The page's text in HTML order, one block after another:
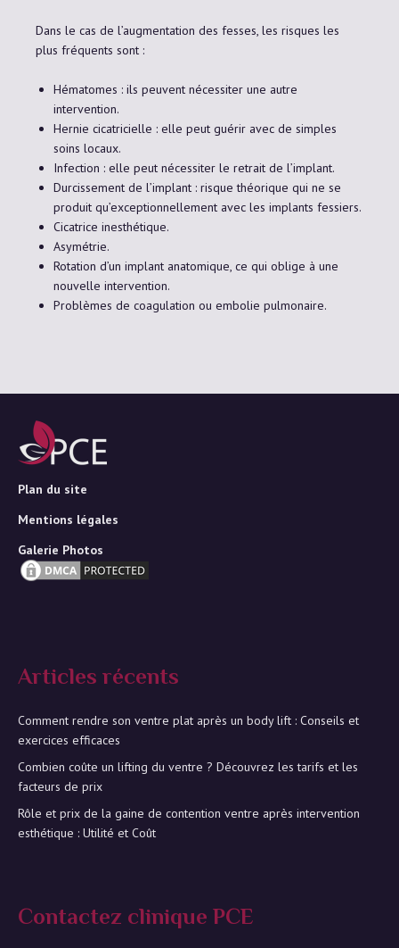
Dans le cas de l’augmentation des fesses, les risques les
plus fréquents sont :
Hématomes : ils peuvent nécessiter une autre
intervention.
Hernie cicatricielle : elle peut guérir avec de simples
soins locaux.
Infection : elle peut nécessiter le retrait de l’implant.
Durcissement de l’implant : risque théorique qui ne se
produit qu’exceptionnellement avec les implants fessiers.
Cicatrice inesthétique.
Asymétrie.
Rotation d’un implant anatomique, ce qui oblige à une
nouvelle intervention.
Problèmes de coagulation ou embolie pulmonaire.
Plan du site
Mentions légales
Galerie Photos
Articles récents
Comment rendre son ventre plat après un body lift : Conseils et
exercices efficaces
Combien coûte un lifting du ventre ? Découvrez les tarifs et les
facteurs de prix
Rôle et prix de la gaine de contention ventre après intervention
esthétique : Utilité et Coût
Contactez clinique PCE